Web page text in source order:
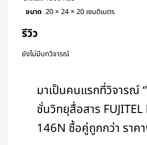
ขนาด 20 × 24 × 20 เซนติเมตร
รีวิว
ยังไม่มีบทวิจารณ์
มาเป็นคนแรกที่วิจารณ์ “
ชั่นวิทยุสื่อสาร FUJITEL
146N ซื้อคู่ถูกกว่า ราค